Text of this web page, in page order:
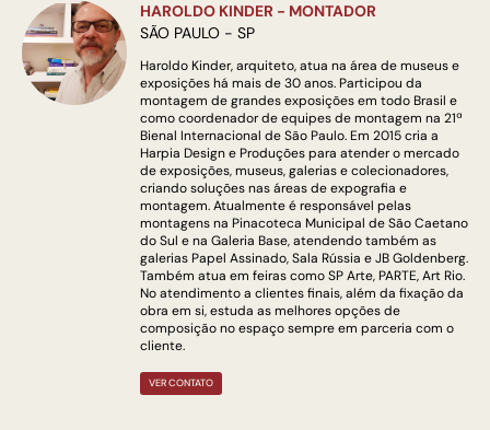
HAROLDO KINDER - MONTADOR
SÃO PAULO - SP
Haroldo Kinder, arquiteto, atua na área de museus e
exposições há mais de 30 anos. Participou da
montagem de grandes exposições em todo Brasil e
como coordenador de equipes de montagem na 21ª
Bienal Internacional de São Paulo. Em 2015 cria a
Harpia Design e Produções para atender o mercado
de exposições, museus, galerias e colecionadores,
criando soluções nas áreas de expografia e
montagem. Atualmente é responsável pelas
montagens na Pinacoteca Municipal de São Caetano
do Sul e na Galeria Base, atendendo também as
galerias Papel Assinado, Sala Rússia e JB Goldenberg.
Também atua em feiras como SP Arte, PARTE, Art Rio.
No atendimento a clientes finais, além da fixação da
obra em si, estuda as melhores opções de
composição no espaço sempre em parceria com o
cliente.
VER CONTATO